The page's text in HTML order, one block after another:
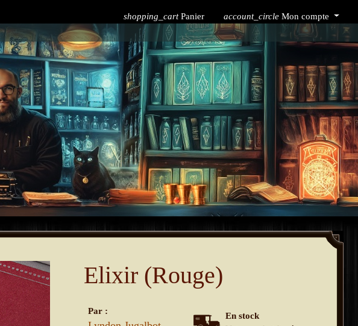
shopping_cartPanier account_circle Mon compte
Elixir (Rouge)
Par :
En stock